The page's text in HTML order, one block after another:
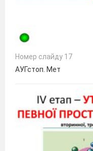
Номер слайду 17
АУГстоп. Мет